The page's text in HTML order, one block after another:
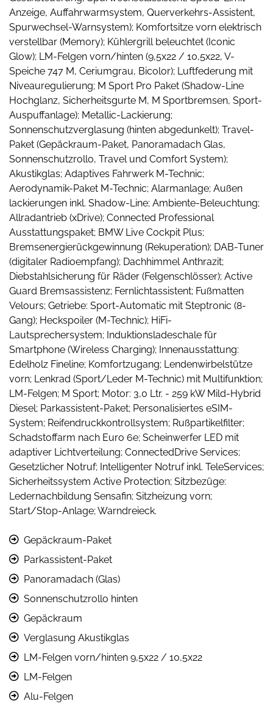
Anzeige, Auffahrwarmsystem, Querverkehrs-Assistent,
Spurwechsel-Warnsystem); Komfortsitze vorn elektrisch
verstellbar (Memory); Kühlergrill beleuchtet (Iconic
Glow); LM-Felgen vorn/hinten (9,5x22 / 10,5x22, V-
Speiche 747 M, Ceriumgrau, Bicolor); Luftfederung mit
Niveauregulierung; M Sport Pro Paket (Shadow-Line
Hochglanz, Sicherheitsgurte M, M Sportbremsen, Sport-
Auspuffanlage); Metallic-Lackierung;
Sonnenschutzverglasung (hinten abgedunkelt); Travel-
Paket (Gepäckraum-Paket, Panoramadach Glas,
Sonnenschutzrollo, Travel und Comfort System);
Akustikglas; Adaptives Fahrwerk M-Technic;
Aerodynamik-Paket M-Technic; Alarmanlage; Außen
lackierungen inkl. Shadow-Line; Ambiente-Beleuchtung;
Allradantrieb (xDrive); Connected Professional
Ausstattungspaket; BMW Live Cockpit Plus;
Bremsenergierückgewinnung (Rekuperation); DAB-Tuner
(digitaler Radioempfang); Dachhimmel Anthrazit;
Diebstahlsicherung für Räder (Felgenschlösser); Active
Guard Bremsassistenz; Fernlichtassistent; Fußmatten
Velours; Getriebe: Sport-Automatic mit Steptronic (8-
Gang); Heckspoiler (M-Technic); HiFi-
Lautsprechersystem; Induktionsladeschale für
Smartphone (Wireless Charging); Innenausstattung:
Edelholz Fineline; Komfortzugang; Lendenwirbelstütze
vorn; Lenkrad (Sport/Leder M-Technic) mit Multifunktion;
LM-Felgen; M Sport; Motor: 3,0 Ltr. - 259 kW Mild-Hybrid
Diesel; Parkassistent-Paket; Personalisiertes eSIM-
System; Reifendruckkontrollsystem; Rußpartikelfilter;
Schadstoffarm nach Euro 6e; Scheinwerfer LED mit
adaptiver Lichtverteilung; ConnectedDrive Services;
Gesetzlicher Notruf; Intelligenter Notruf inkl. TeleServices;
Sicherheitssystem Active Protection; Sitzbezüge:
Ledernachbildung Sensafin; Sitzheizung vorn;
Start/Stop-Anlage; Warndreieck.
Gepäckraum-Paket
Parkassistent-Paket
Panoramadach (Glas)
Sonnenschutzrollo hinten
Gepäckraum
Verglasung Akustikglas
LM-Felgen vorn/hinten 9,5x22 / 10,5x22
LM-Felgen
Alu-Felgen